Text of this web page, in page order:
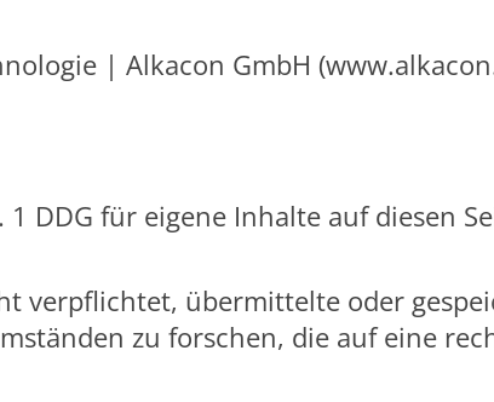
| Alkacon GmbH
DDG für eigene Inhalte auf diesen
verpflichtet, übermittelte oder
zu forschen, die auf eine